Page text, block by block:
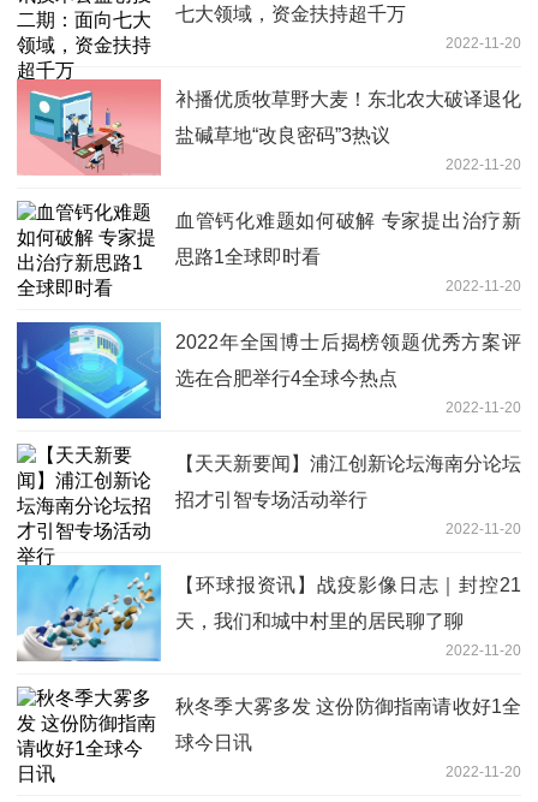
七大领域，资金扶持超千万
2022-11-20
补播优质牧草野大麦！东北农大破译退化
盐碱草地“改良密码”3热议
2022-11-20
血管钙化难题如何破解 专家提出治疗新
思路1全球即时看
2022-11-20
2022年全国博士后揭榜领题优秀方案评
选在合肥举行4全球今热点
2022-11-20
【天天新要闻】浦江创新论坛海南分论坛
招才引智专场活动举行
2022-11-20
【环球报资讯】战疫影像日志｜封控21
天，我们和城中村里的居民聊了聊
2022-11-20
秋冬季大雾多发 这份防御指南请收好1全
球今日讯
2022-11-20